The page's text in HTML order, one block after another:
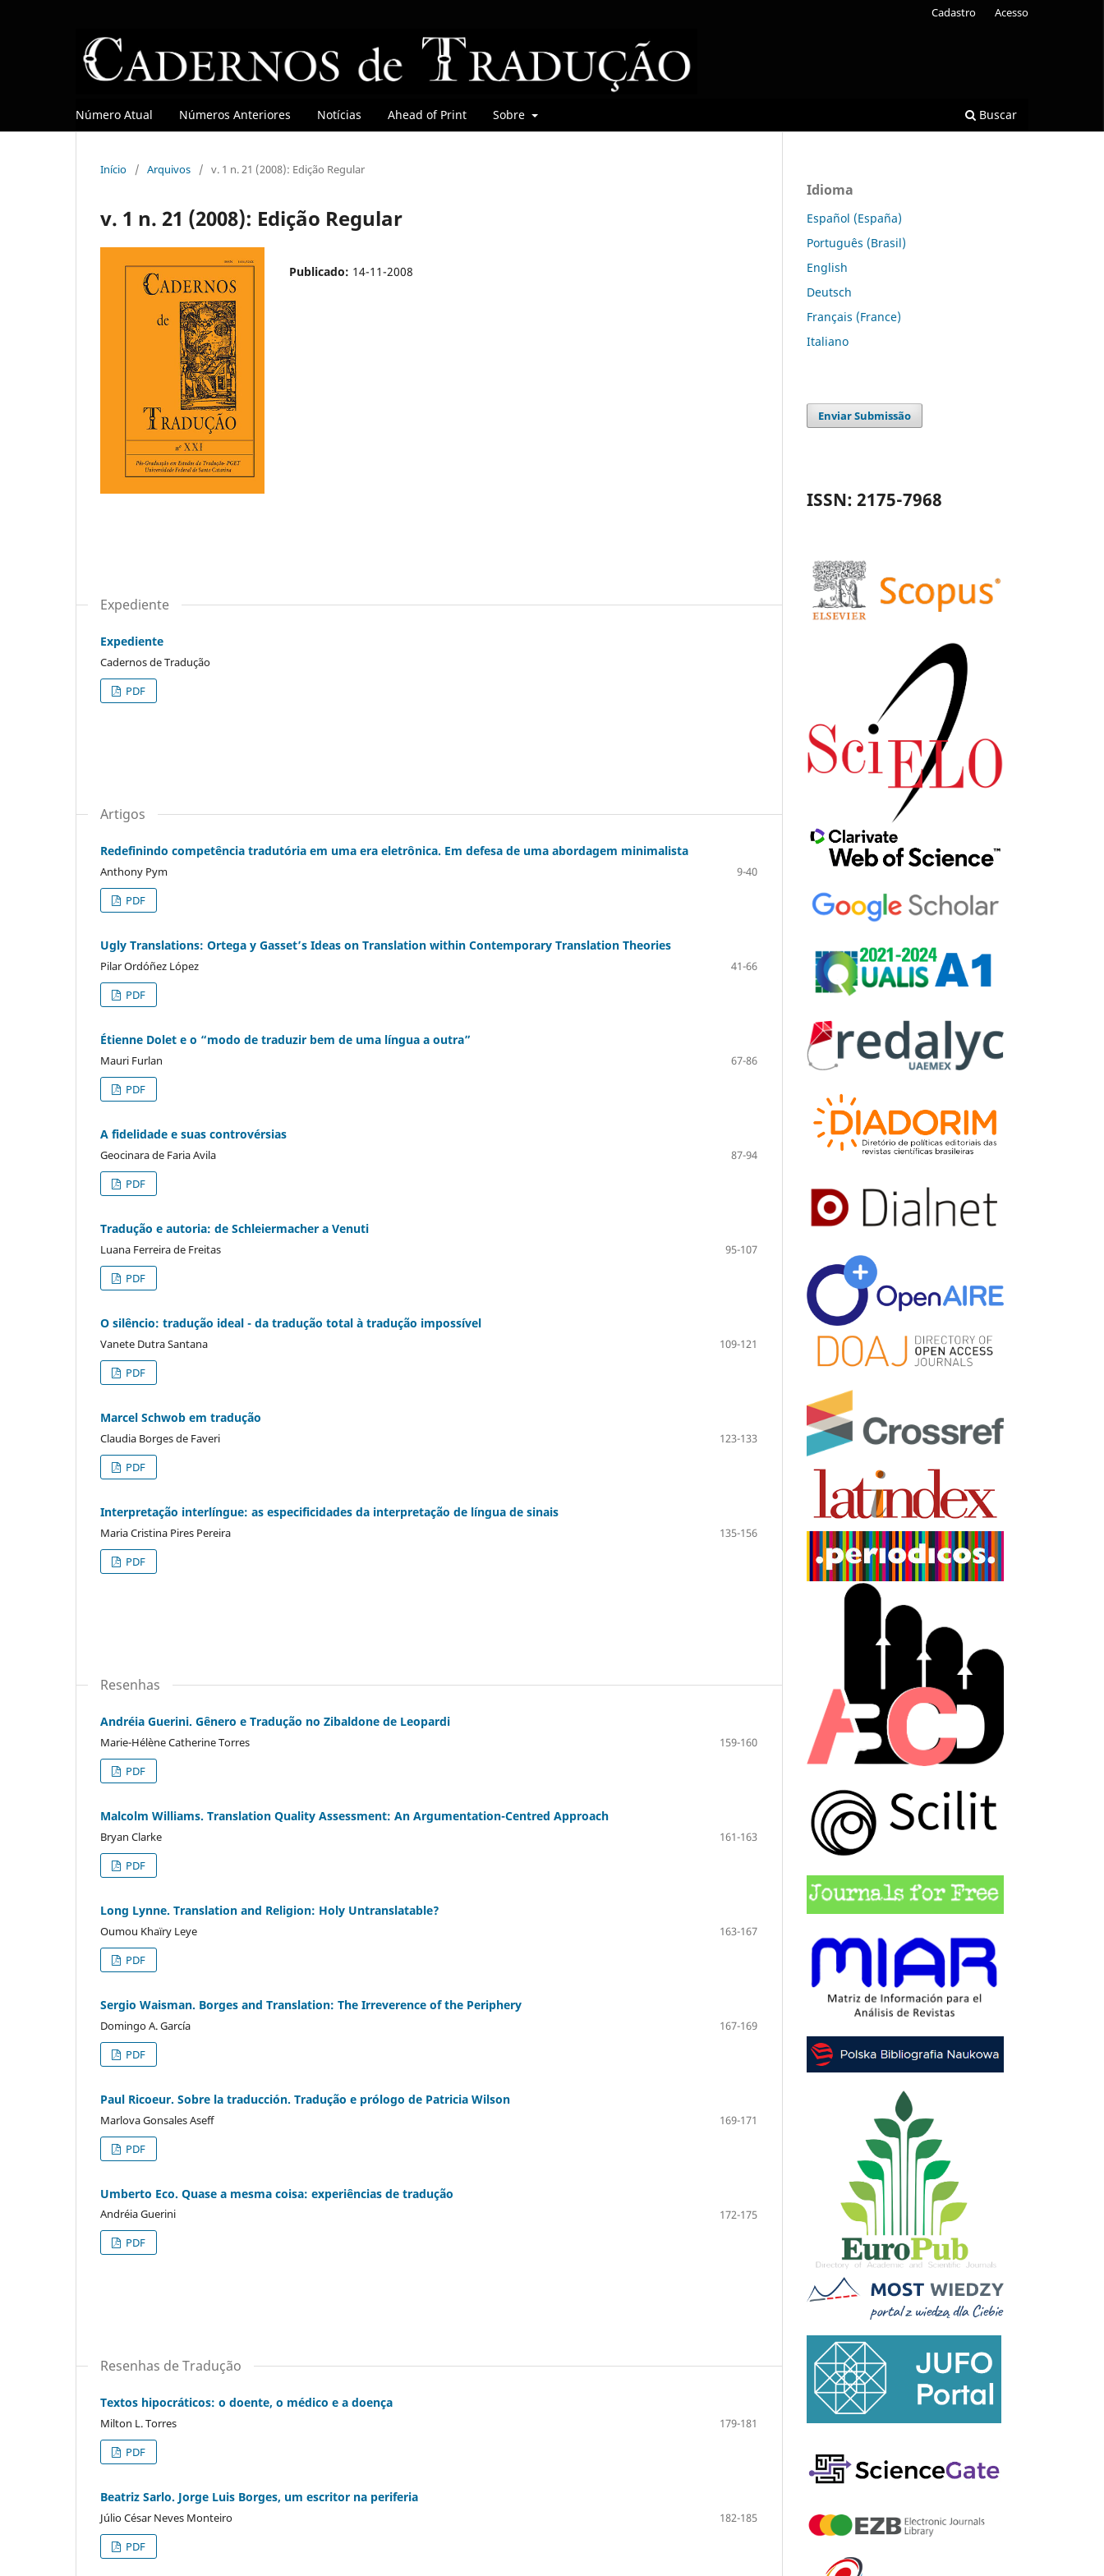
Número Atual Números Anteriores Notícias Ahead of Print Sobre Buscar
Cadastro Acesso
Início / Arquivos / v. 1 n. 21 (2008): Edição Regular
v. 1 n. 21 (2008): Edição Regular
Publicado: 14-11-2008
Expediente
Expediente
Cadernos de Tradução
PDF
Artigos
Redefinindo competência tradutória em uma era eletrônica. Em defesa de uma abordagem minimalista
Anthony Pym
9-40
PDF
Ugly Translations: Ortega y Gasset’s Ideas on Translation within Contemporary Translation Theories
Pilar Ordóñez López
41-66
PDF
Étienne Dolet e o “modo de traduzir bem de uma língua a outra”
Mauri Furlan
67-86
PDF
A fidelidade e suas controvérsias
Geocinara de Faria Avila
87-94
PDF
Tradução e autoria: de Schleiermacher a Venuti
Luana Ferreira de Freitas
95-107
PDF
O silêncio: tradução ideal - da tradução total à tradução impossível
Vanete Dutra Santana
109-121
PDF
Marcel Schwob em tradução
Claudia Borges de Faveri
123-133
PDF
Interpretação interlíngue: as especificidades da interpretação de língua de sinais
Maria Cristina Pires Pereira
135-156
PDF
Resenhas
Andréia Guerini. Gênero e Tradução no Zibaldone de Leopardi
Marie-Hélène Catherine Torres
159-160
PDF
Malcolm Williams. Translation Quality Assessment: An Argumentation-Centred Approach
Bryan Clarke
161-163
PDF
Long Lynne. Translation and Religion: Holy Untranslatable?
Oumou Khaïry Leye
163-167
PDF
Sergio Waisman. Borges and Translation: The Irreverence of the Periphery
Domingo A. García
167-169
PDF
Paul Ricoeur. Sobre la traducción. Tradução e prólogo de Patricia Wilson
Marlova Gonsales Aseff
169-171
PDF
Umberto Eco. Quase a mesma coisa: experiências de tradução
Andréia Guerini
172-175
PDF
Resenhas de Tradução
Textos hipocráticos: o doente, o médico e a doença
Milton L. Torres
179-181
PDF
Beatriz Sarlo. Jorge Luis Borges, um escritor na periferia
Júlio César Neves Monteiro
182-185
PDF
Idioma
Español (España)
Português (Brasil)
English
Deutsch
Français (France)
Italiano
Enviar Submissão
ISSN: 2175-7968